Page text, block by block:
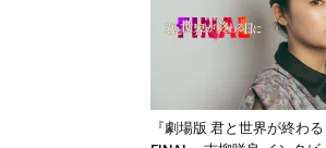
『劇場版 君と世界が終わ